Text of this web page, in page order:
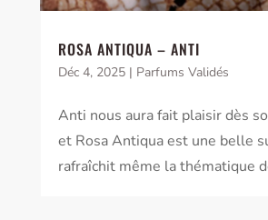
ROSA ANTIQUA – ANTI
Déc 4, 2025| Parfums Validés
Anti nous aura fait plaisir dès
et Rosa Antiqua est une belle
rafraîchit même la thématique